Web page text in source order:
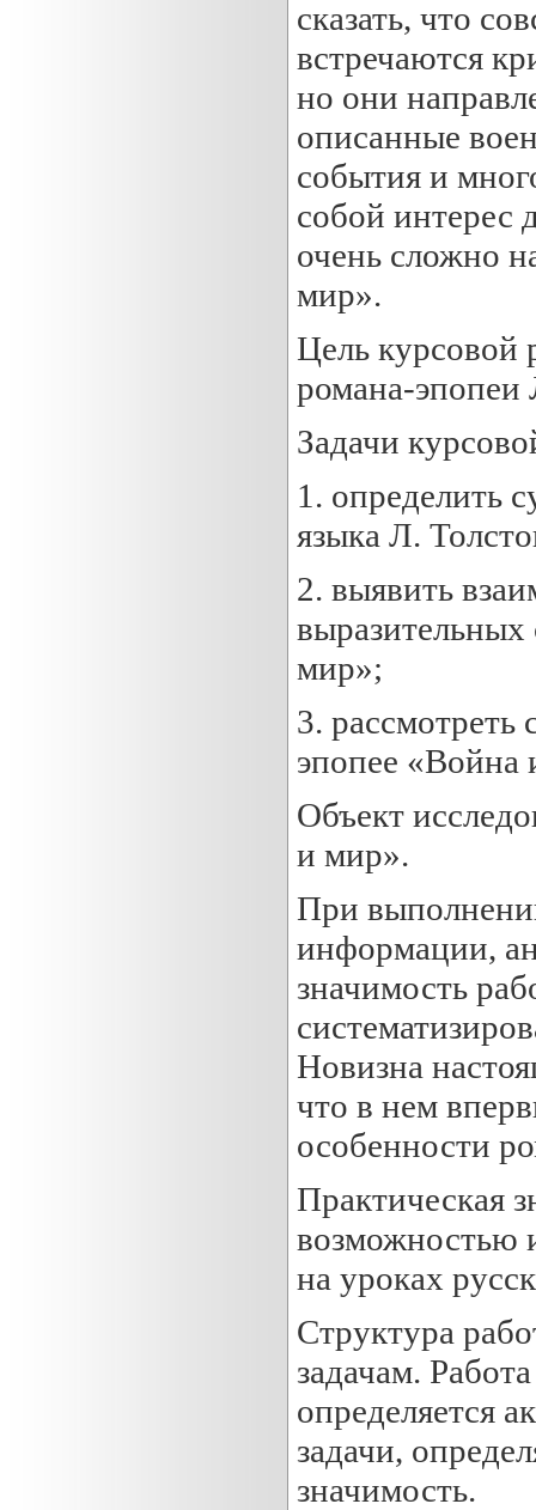
сказать, что
встречаются
но они
описанные
события и
собой интерес
очень сложно
мир».
Цель курсовой
романа-эпопеи
Задачи
1. определить
языка Л.
2. выявить
мир»;
3. рассмотреть
эпопее «Война
Объект
и мир».
При
информации,
значимость
Новизна
что в нем
особенности
Практическая
возможностью
на уроках
Структура
задачам.
определяется
задачи,
значимость.